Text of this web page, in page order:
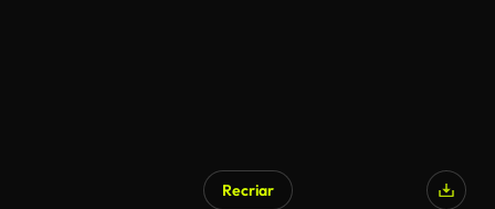
Recriar